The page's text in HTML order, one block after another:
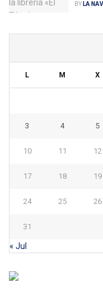
BY LA
L M X
3 4 5
10 11 12
17 18 19
24 25 26
31
« Jul